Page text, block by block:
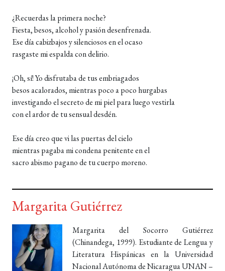
¿Recuerdas la primera noche?
Fiesta, besos, alcohol y pasión desenfrenada.
Ese día cabizbajos y silenciosos en el ocaso
rasgaste mi espalda con delirio.
¡Oh, sí! Yo disfrutaba de tus embriagados
besos acalorados, mientras poco a poco hurgabas
investigando el secreto de mi piel para luego vestirla
con el ardor de tu sensual desdén.
Ese día creo que vi las puertas del cielo
mientras pagaba mi condena penitente en el
sacro abismo pagano de tu cuerpo moreno.
Margarita Gutiérrez
Margarita del Socorro Gutiérrez
(Chinandega, 1999). Estudiante de Lengua y
Literatura Hispánicas en la Universidad
Nacional Autónoma de Nicaragua UNAN –